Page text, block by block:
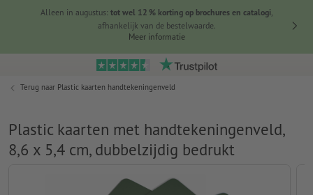
Alleen in augustus: tot wel 12 % korting op brochures en catalogi,
afhankelijk van de bestelwaarde.
Meer informatie
Terug naar Plastic kaarten handtekeningenveld
Plastic kaarten met handtekeningenveld,
8,6 x 5,4 cm, dubbelzijdig bedrukt